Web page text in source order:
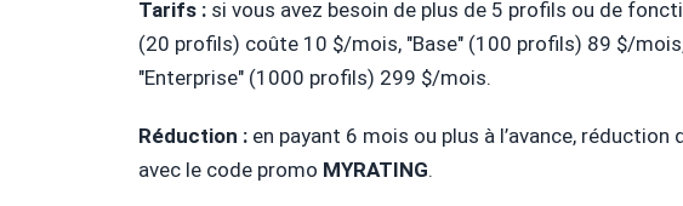
Tarifs : si vous avez besoin de plus de 5 profils ou de
(20 profils) coûte 10 $/mois, "Base" (100 profils) 89 $/
"Enterprise" (1000 profils) 299 $/mois.
Réduction : en payant 6 mois ou plus à l’avance,
avec le code promo MYRATING.